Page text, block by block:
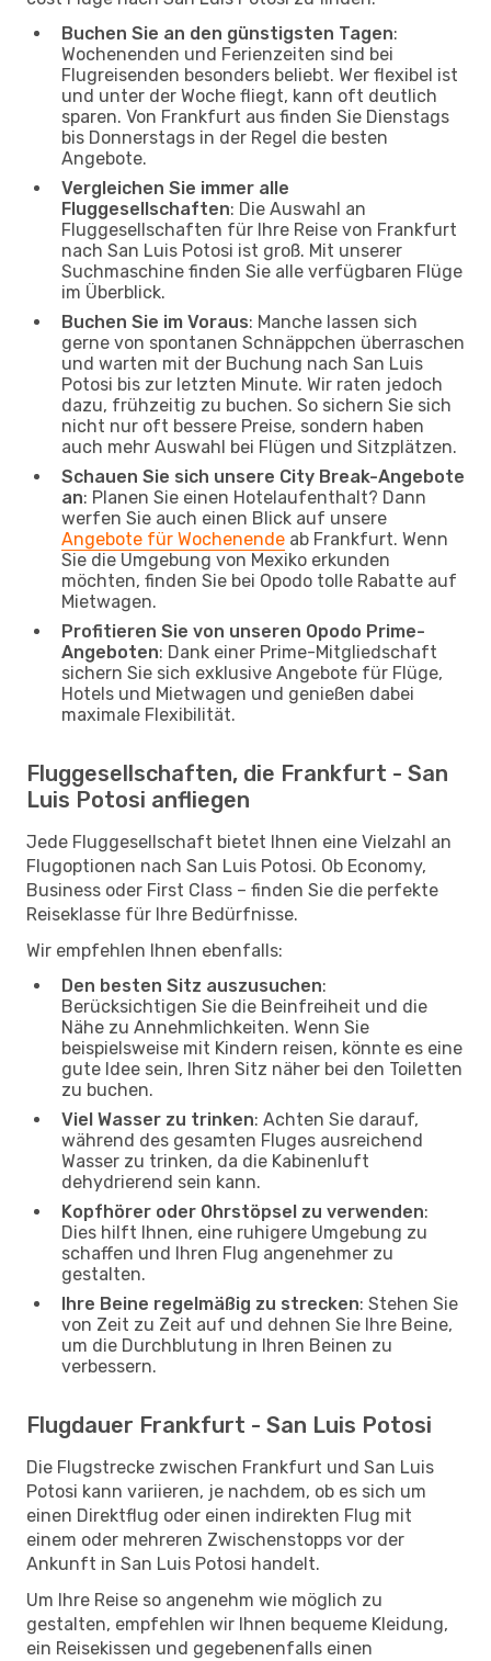
Buchen Sie an den günstigsten Tagen:
Wochenenden und Ferienzeiten sind bei
Flugreisenden besonders beliebt. Wer flexibel ist
und unter der Woche fliegt, kann oft deutlich
sparen. Von Frankfurt aus finden Sie Dienstags
bis Donnerstags in der Regel die besten
Angebote.
Vergleichen Sie immer alle
Fluggesellschaften: Die Auswahl an
Fluggesellschaften für Ihre Reise von Frankfurt
nach San Luis Potosi ist groß. Mit unserer
Suchmaschine finden Sie alle verfügbaren Flüge
im Überblick.
Buchen Sie im Voraus: Manche lassen sich
gerne von spontanen Schnäppchen überraschen
und warten mit der Buchung nach San Luis
Potosi bis zur letzten Minute. Wir raten jedoch
dazu, frühzeitig zu buchen. So sichern Sie sich
nicht nur oft bessere Preise, sondern haben
auch mehr Auswahl bei Flügen und Sitzplätzen.
Schauen Sie sich unsere City Break-Angebote
an: Planen Sie einen Hotelaufenthalt? Dann
werfen Sie auch einen Blick auf unsere
Angebote für Wochenende ab Frankfurt. Wenn
Sie die Umgebung von Mexiko erkunden
möchten, finden Sie bei Opodo tolle Rabatte auf
Mietwagen.
Profitieren Sie von unseren Opodo Prime-
Angeboten: Dank einer Prime-Mitgliedschaft
sichern Sie sich exklusive Angebote für Flüge,
Hotels und Mietwagen und genießen dabei
maximale Flexibilität.
Fluggesellschaften, die Frankfurt - San
Luis Potosi anfliegen
Jede Fluggesellschaft bietet Ihnen eine Vielzahl an
Flugoptionen nach San Luis Potosi. Ob Economy,
Business oder First Class – finden Sie die perfekte
Reiseklasse für Ihre Bedürfnisse.
Wir empfehlen Ihnen ebenfalls:
Den besten Sitz auszusuchen:
Berücksichtigen Sie die Beinfreiheit und die
Nähe zu Annehmlichkeiten. Wenn Sie
beispielsweise mit Kindern reisen, könnte es eine
gute Idee sein, Ihren Sitz näher bei den Toiletten
zu buchen.
Viel Wasser zu trinken: Achten Sie darauf,
während des gesamten Fluges ausreichend
Wasser zu trinken, da die Kabinenluft
dehydrierend sein kann.
Kopfhörer oder Ohrstöpsel zu verwenden:
Dies hilft Ihnen, eine ruhigere Umgebung zu
schaffen und Ihren Flug angenehmer zu
gestalten.
Ihre Beine regelmäßig zu strecken: Stehen Sie
von Zeit zu Zeit auf und dehnen Sie Ihre Beine,
um die Durchblutung in Ihren Beinen zu
verbessern.
Flugdauer Frankfurt - San Luis Potosi
Die Flugstrecke zwischen Frankfurt und San Luis
Potosi kann variieren, je nachdem, ob es sich um
einen Direktflug oder einen indirekten Flug mit
einem oder mehreren Zwischenstopps vor der
Ankunft in San Luis Potosi handelt.
Um Ihre Reise so angenehm wie möglich zu
gestalten, empfehlen wir Ihnen bequeme Kleidung,
ein Reisekissen und gegebenenfalls einen